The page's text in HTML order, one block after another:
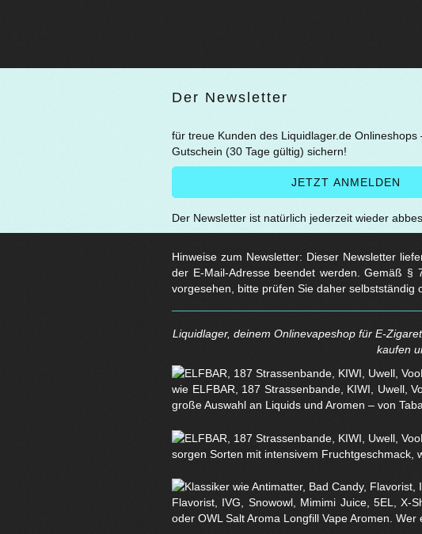
Der Newsletter
für treue Kunden des Liquidlager.de Onlineshops
Gutschein (30 Tage gültig) sichern!
Der Newsletter ist natürlich jederzeit wieder
Hinweise zum Newsletter: Dieser Newsletter
der E-Mail-Adresse beendet werden. Gemäß §
vorgesehen, bitte prüfen Sie daher selbstständig
Liquidlager, deinem Onlinevapeshop für E-
kaufen
wie ELFBAR, 187 Strassenbande, KIWI, Uwell,
große Auswahl an Liquids und Aromen – von
sorgen Sorten mit intensivem Fruchtgeschmack,
Flavorist, IVG, Snowowl, Mimimi Juice, 5EL, X-
oder OWL Salt Aroma Longfill Vape Aromen.